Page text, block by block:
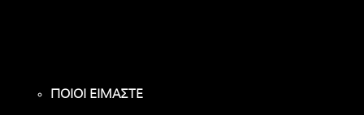
ΠΟΙΟΙ ΕΙΜΑΣΤΕ